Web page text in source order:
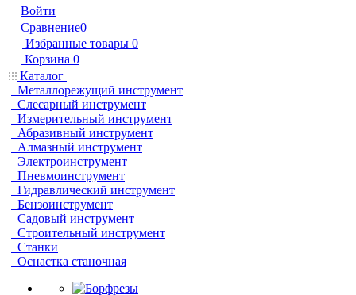
Войти
Сравнение0
Избранные товары 0
Корзина 0
Каталог
Металлорежущий инструмент
Слесарный инструмент
Измерительный инструмент
Абразивный инструмент
Алмазный инструмент
Электроинструмент
Пневмоинструмент
Гидравлический инструмент
Бензоинструмент
Садовый инструмент
Строительный инструмент
Станки
Оснастка станочная